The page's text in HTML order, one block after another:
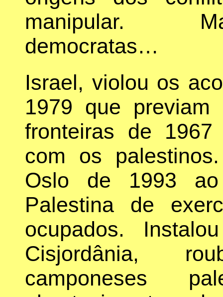
manipular.
democratas…
Israel, violou os
1979 que
fronteiras de
com os
Oslo de 1993
Palestina de
ocupados.
Cisjordânia,
camponeses